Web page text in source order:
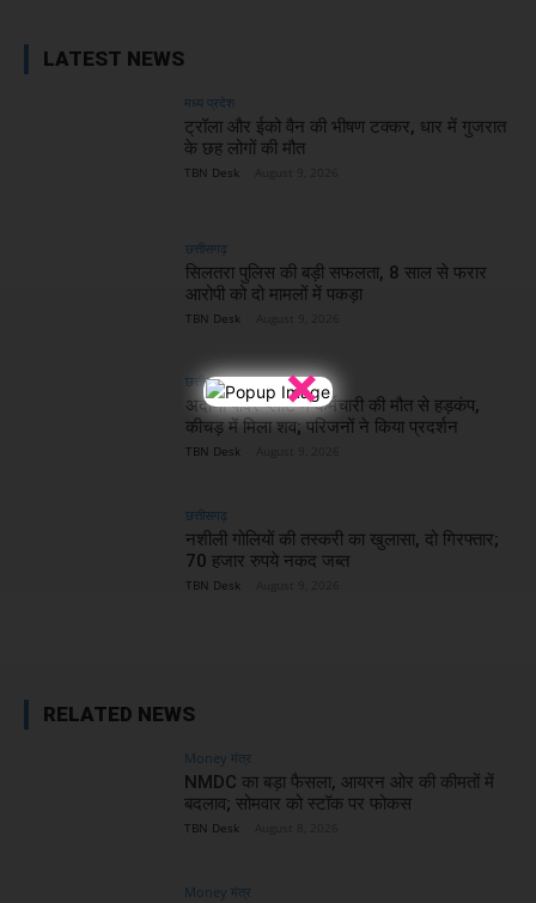
×
LATEST NEWS
मध्य प्रदेश
ट्रॉला और ईको वैन की भीषण टक्कर, धार में गुजरात
के छह लोगों की मौत
TBN Desk
छत्तीसगढ़
सिलतरा पुलिस की बड़ी सफलता, 8 साल से फरार
आरोपी को दो मामलों में पकड़ा
TBN Desk
छत्तीसगढ़
अदाणी पावर प्लांट में कर्मचारी की मौत से हड़कंप,
कीचड़ में मिला शव; परिजनों ने किया प्रदर्शन
TBN Desk
छत्तीसगढ़
नशीली गोलियों की तस्करी का खुलासा, दो गिरफ्तार;
70 हजार रुपये नकद जब्त
TBN Desk
RELATED NEWS
Money मंत्र
NMDC का बड़ा फैसला, आयरन ओर की कीमतों में
बदलाव; सोमवार को स्टॉक पर फोकस
TBN Desk
Money मंत्र